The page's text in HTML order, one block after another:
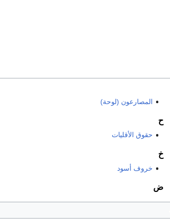
المصارعون (لوحة)
ح
حقوق الأقليات
خ
خروف أسود
ض